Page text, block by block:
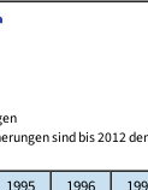
sind bis 2012
1995 1996